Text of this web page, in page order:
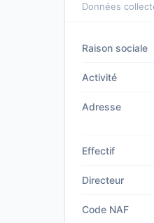
Données
Raison sociale
Activité
Adresse
Effectif
Directeur
Code NAF